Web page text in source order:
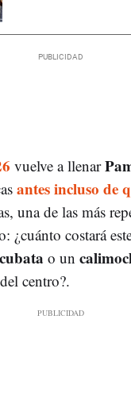
vuelve a llenar
antes incluso de
una de las más
¿cuánto costará
cubata o un
centro?.